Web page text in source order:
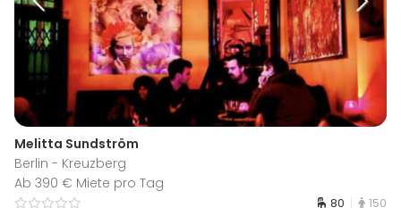
Melitta Sundström
Berlin - Kreuzberg
Ab 390 € Miete pro Tag
80 150